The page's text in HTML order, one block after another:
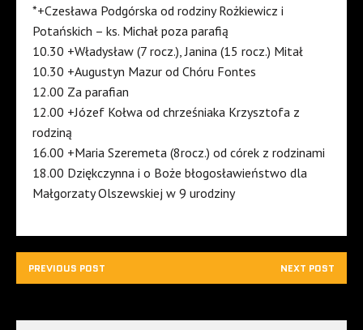
*+Czesława Podgórska od rodziny Rożkiewicz i
Potańskich – ks. Michał poza parafią
10.30 +Władysław (7 rocz.), Janina (15 rocz.) Mitał
10.30 +Augustyn Mazur od Chóru Fontes
12.00 Za parafian
12.00 +Józef Kołwa od chrześniaka Krzysztofa z
rodziną
16.00 +Maria Szeremeta (8rocz.) od córek z rodzinami
18.00 Dziękczynna i o Boże błogosławieństwo dla
Małgorzaty Olszewskiej w 9 urodziny
PREVIOUS POST NEXT POST